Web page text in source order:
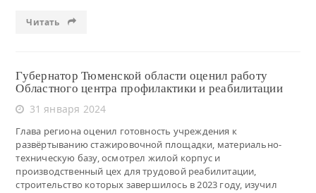
Читать
Губернатор Тюменской области оценил работу
Областного центра профилактики и реабилитации
31 января 2024
Глава региона оценил готовность учреждения к
развёртыванию стажировочной площадки, материально-
техническую базу, осмотрел жилой корпус и
производственный цех для трудовой реабилитации,
строительство которых завершилось в 2023 году, изучил